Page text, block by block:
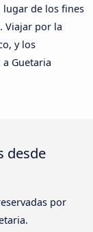
lugar de los fines
Viajar por la
y los
Guetaria
desde
por